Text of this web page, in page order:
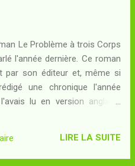
et celles de Trisolaris. La
écrasante, mais elle ne peut
risquer de voir le Porte-Epée
à exécution. Une ère
pour l'espèce humaine
trisolarienne, celle de
immortel et il faudra tôt ou
Le Problème à trois Corps
l'année dernière. Ce roman
par son éditeur et, même si
une chronique l'année
lu en version anglaise
de couverture de Stephan
à celle de l'édition
LIRE LA SUITE